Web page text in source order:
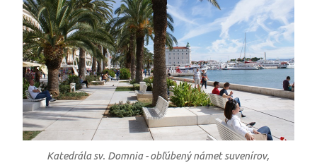
Katedrála sv. Domnia - obľúbený námet suvenírov,